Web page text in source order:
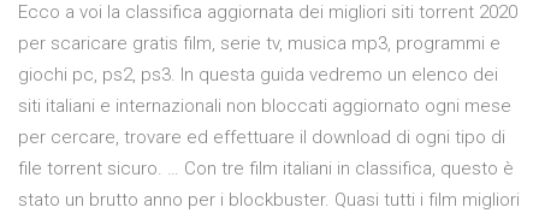
Ecco a voi la classifica aggiornata dei migliori siti torrent 2020
per scaricare gratis film, serie tv, musica mp3, programmi e
giochi pc, ps2, ps3. In questa guida vedremo un elenco dei
siti italiani e internazionali non bloccati aggiornato ogni mese
per cercare, trovare ed effettuare il download di ogni tipo di
file torrent sicuro. … Con tre film italiani in classifica, questo è
stato un brutto anno per i blockbuster. Quasi tutti i film migliori